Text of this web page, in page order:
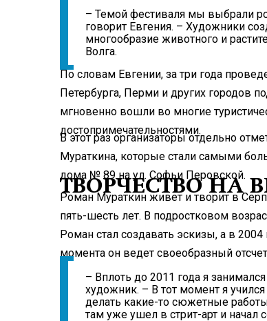
– Темой фестиваля мы выбрали
говорит Евгения. – Художники
многообразие животного и
Волга.
По словам Евгении, за три года
Петербурга, Перми и других городов
мгновенно вошли во многие
достопримечательностями.
В этот раз организаторы отдельно
Мураткина, которые стали самыми
дома № 89 на ул. Софьи Перовской.
ТВОРЧЕСТВО НА
Роман Мураткин живет и творит в
пять-шесть лет. В подростковом
Роман стал создавать эскизы, а в
момента он ведет своеобразный
– Вплоть до 2011 года я
художник. – В тот момент я
делать какие-то сюжетные
там уже ушел в стрит-арт и начал